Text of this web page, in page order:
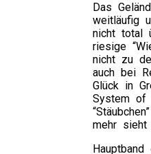
Das
weitläufig
nicht total
riesige
nicht zu
auch bei
Glück in
System of
mehr